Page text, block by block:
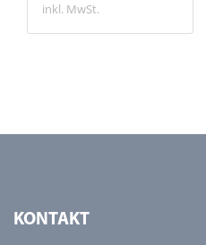
inkl. MwSt.
KONTAKT